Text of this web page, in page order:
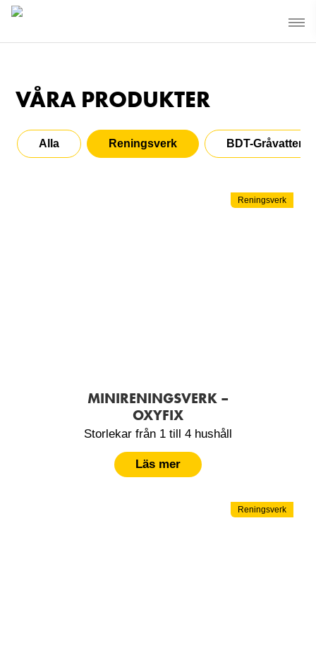
VÅRA PRODUKTER
Alla Reningsverk BDT-Gråvatten
Reningsverk
MINIRENINGSVERK –
OXYFIX
Storlekar från 1 till 4 hushåll
Läs mer
Reningsverk